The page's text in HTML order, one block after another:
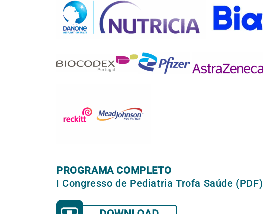
PROGRAMA COMPLETO
I Congresso de Pediatria Trofa Saúde (PDF)